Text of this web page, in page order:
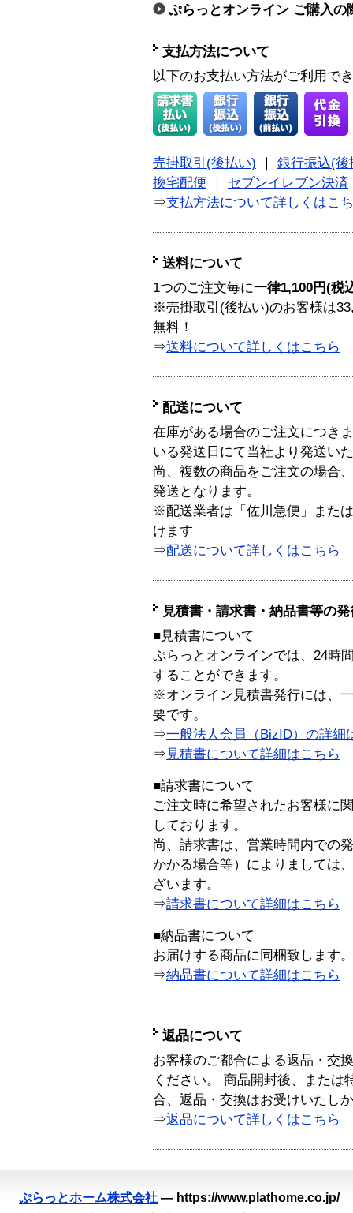
ぷらっとオンライン ご購入の
支払方法について
以下のお支払い方法がご利用で
売掛取引(後払い)
銀行振込(後
換宅配便
セブンイレブン決済
⇒支払方法について詳しくはこ
送料について
1つのご注文毎に一律1,100円(税
※売掛取引(後払い)のお客様は
無料！
⇒送料について詳しくはこちら
配送について
在庫がある場合のご注文につき
いる発送日にて当社より発送い
尚、複数の商品をご注文の場合
発送となります。
※配送業者は「佐川急便」また
けます
⇒配送について詳しくはこちら
見積書・請求書・納品書等の
■見積書について
ぷらっとオンラインでは、24時
することができます。
※オンライン見積書発行には、
要です。
⇒一般法人会員（BizID）の詳細
⇒ 見積書について詳細はこちら
■請求書について
ご注文時に希望されたお客様に
しております。
尚、請求書は、営業時間内での
かかる場合等）によりましては
ざいます。
⇒請求書について詳細はこちら
■納品書について
お届けする商品に同梱致します。
⇒納品書について詳細はこちら
返品について
お客様のご都合による返品・交
ください。 商品開封後、または
合、返品・交換はお受けいたし
⇒返品について詳しくはこちら
ぷらっとホーム株式会社 — https://www.plathome.co.jp/